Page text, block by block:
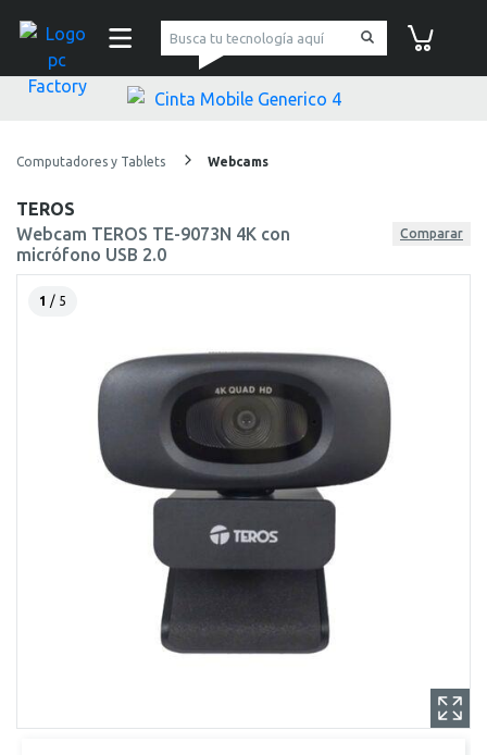
pc Factory
Computadores y Tablets Webcams
TEROS
Webcam TEROS TE-9073N 4K con
micrófono USB 2.0
Comparar
1 / 5